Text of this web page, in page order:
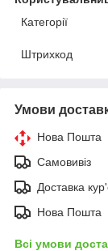
Категорії
Штрихкод
Умови
Нова Пошта
Самовивіз
Доставка
Нова Пошта
Всі умови